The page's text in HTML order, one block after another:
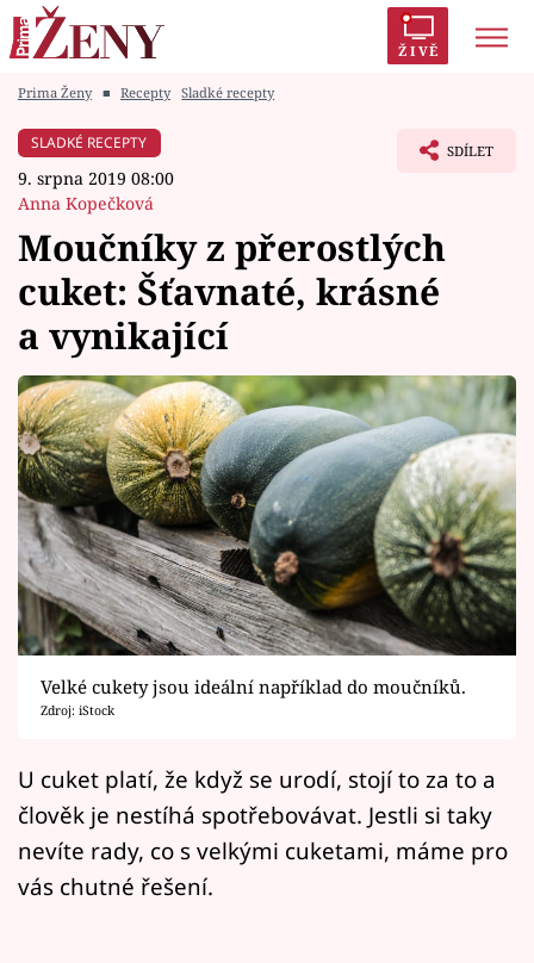
ŽIVĚ
Módní alarm
Témata
Celebrity
Vztahy
Seriály
Horoskopy
Sledujte prima+
Filmový festival Karlovy Vary
Pořady
Mámy sobě
Přihlášení
Prima Ženy ■ Recepty Sladké recepty
SLADKÉ RECEPTY
9. srpna 2019 08:00
Anna Kopečková
SDÍLET
Moučníky z přerostlých
cuket: Šťavnaté, krásné
a vynikající
Velké cukety jsou ideální například do moučníků.
Zdroj: iStock
U cuket platí, že když se urodí, stojí to za to a
člověk je nestíhá spotřebovávat. Jestli si taky
nevíte rady, co s velkými cuketami, máme pro
vás chutné řešení.